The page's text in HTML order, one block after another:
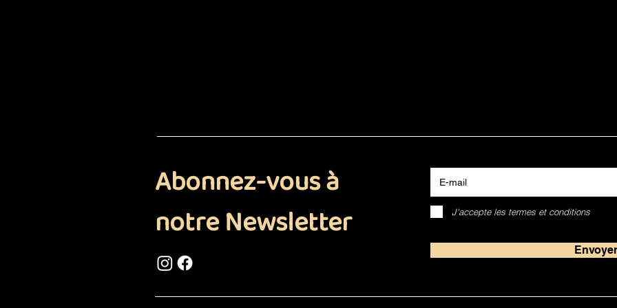
Abonnez-vous à
notre Newsletter
J'accepte les termes et conditions
Envoyer